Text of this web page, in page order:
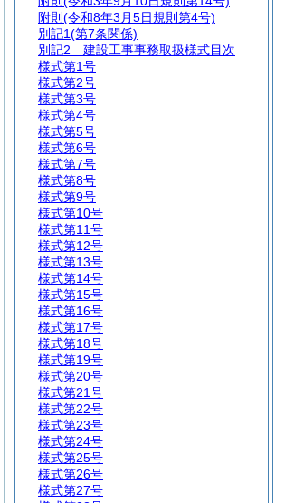
附則 (令和8年3月5日規則第4号)
別記1(第7条関係)
別記2 建設工事事務取扱様式目次
様式第1号
様式第2号
様式第3号
様式第4号
様式第5号
様式第6号
様式第7号
様式第8号
様式第9号
様式第10号
様式第11号
様式第12号
様式第13号
様式第14号
様式第15号
様式第16号
様式第17号
様式第18号
様式第19号
様式第20号
様式第21号
様式第22号
様式第23号
様式第24号
様式第25号
様式第26号
様式第27号